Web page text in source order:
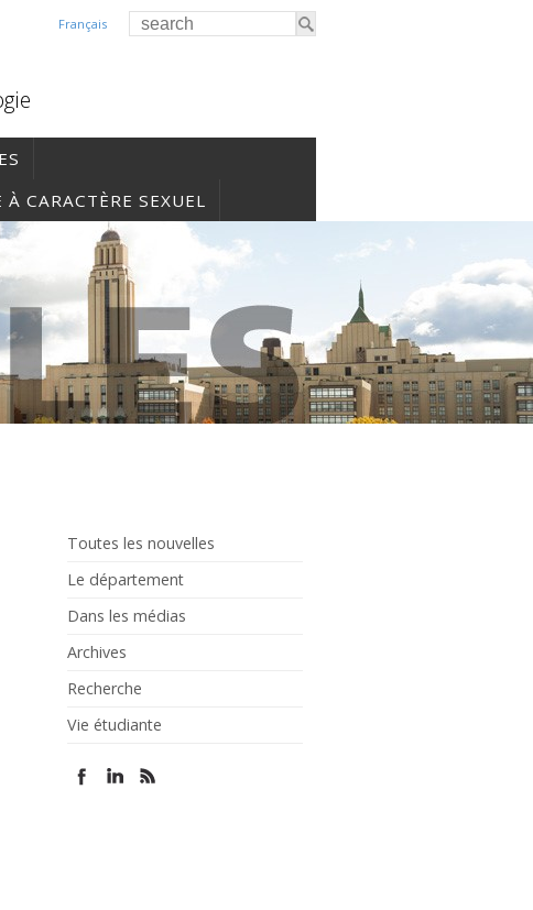
Français
CARACTÈRE SEXUEL
Toutes les nouvelles
Le département
Dans les médias
Archives
Recherche
Vie étudiante